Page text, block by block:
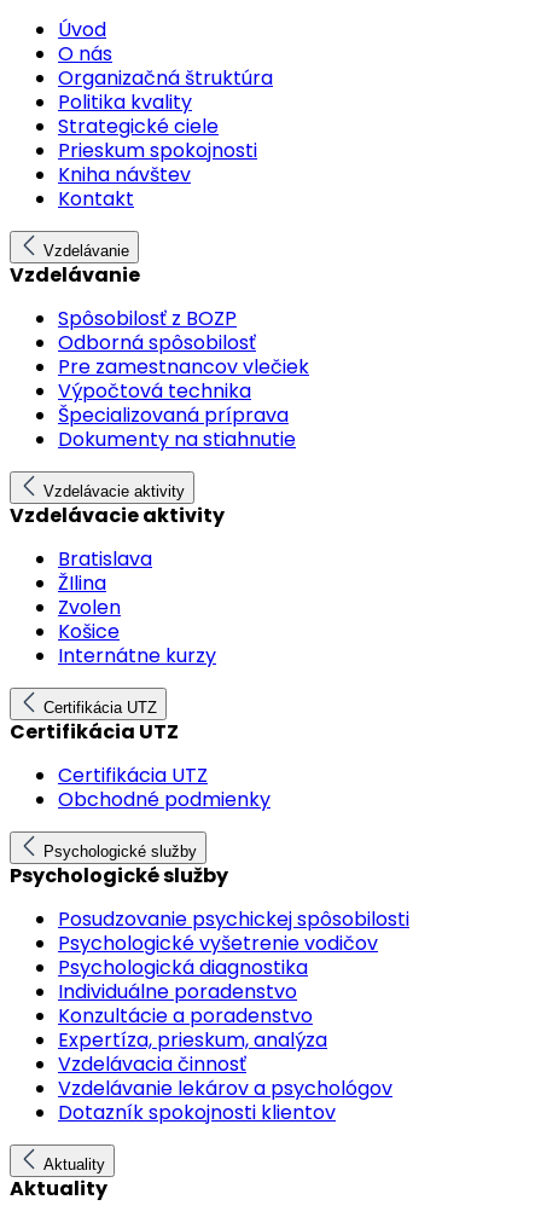
Úvod
O nás
Organizačná štruktúra
Politika kvality
Strategické ciele
Prieskum spokojnosti
Kniha návštev
Kontakt
Vzdelávanie
Vzdelávanie
Spôsobilosť z BOZP
Odborná spôsobilosť
Pre zamestnancov vlečiek
Výpočtová technika
Špecializovaná príprava
Dokumenty na stiahnutie
Vzdelávacie aktivity
Vzdelávacie aktivity
Bratislava
ŽIlina
Zvolen
Košice
Internátne kurzy
Certifikácia UTZ
Certifikácia UTZ
Certifikácia UTZ
Obchodné podmienky
Psychologické služby
Psychologické služby
Posudzovanie psychickej spôsobilosti
Psychologické vyšetrenie vodičov
Psychologická diagnostika
Individuálne poradenstvo
Konzultácie a poradenstvo
Expertíza, prieskum, analýza
Vzdelávacia činnosť
Vzdelávanie lekárov a psychológov
Dotazník spokojnosti klientov
Aktuality
Aktuality